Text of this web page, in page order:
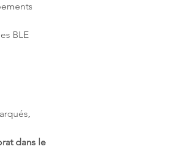
BLE
dans le